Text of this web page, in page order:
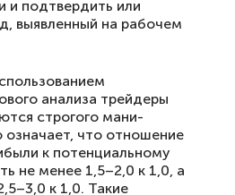
и подтвердить или
выявленный на рабочем
анализа трейдеры
строгого мани-
что отношение
к потенциальному
не менее 1,5–2,0 к 1,0, а
к 1,0. Такие